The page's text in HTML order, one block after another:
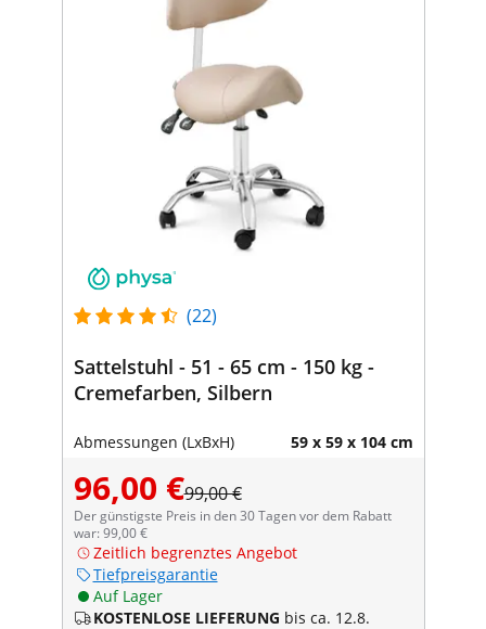
(22)
Sattelstuhl - 51 - 65 cm - 150 kg -
Creme­far­ben, Silbern
Abmessungen (LxBxH) 59 x 59 x 104 cm
96,00 €99,00 €
Der günstigste Preis in den 30 Tagen vor dem Rabatt
war: 99,00 €
Zeitlich begrenztes Angebot
Tiefpreisgarantie
Auf Lager
KOSTENLOSE LIEFERUNG bis ca. 12.8.